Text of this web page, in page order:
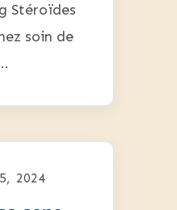
Stéroïdes
soin de
2024